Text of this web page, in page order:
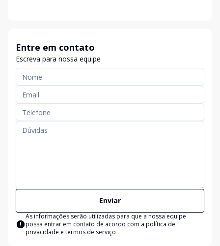
Entre em contato
Escreva para nossa equipe
Enviar
As informações serão utilizadas para que a nossa equipe
possa entrar em contato de acordo com a política de
privacidade e termos de serviço